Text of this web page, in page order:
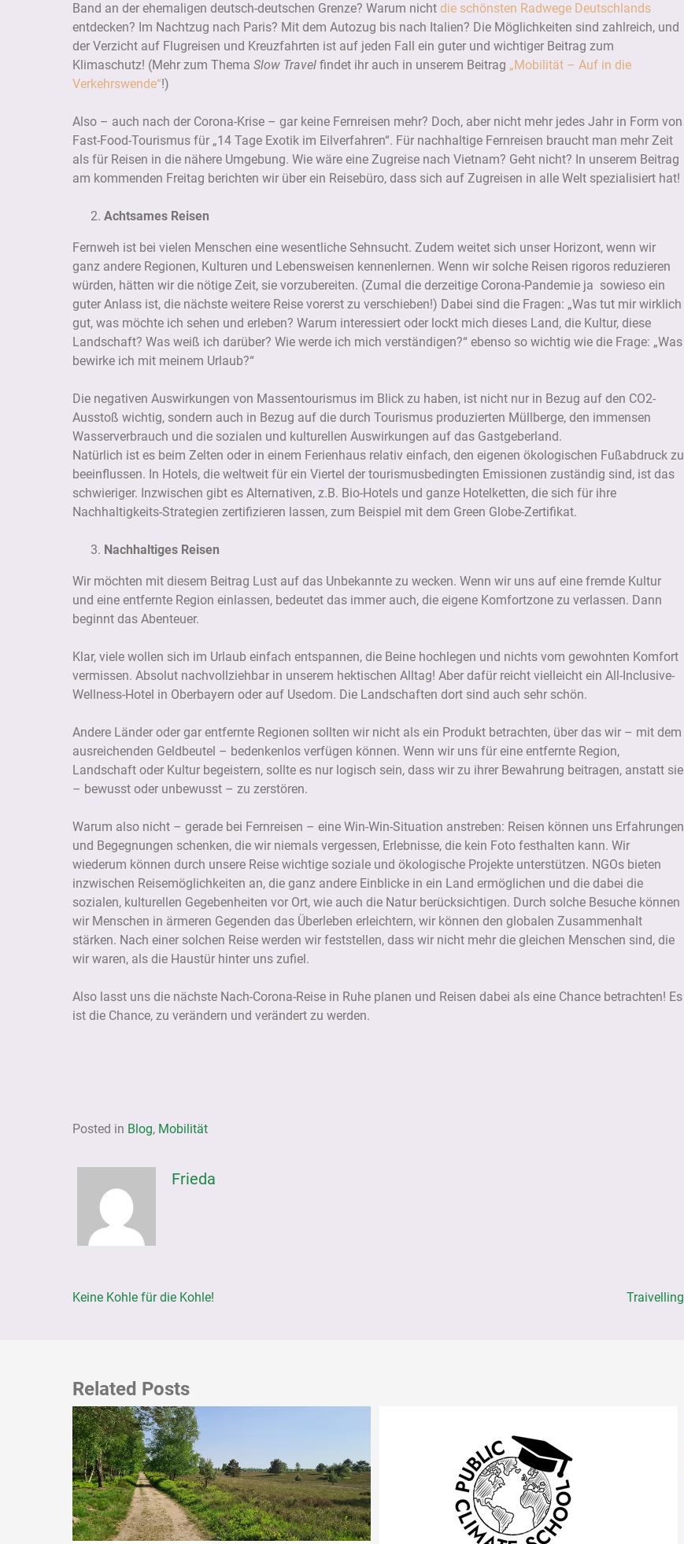
Band an der ehemaligen deutsch-deutschen Grenze? Warum nicht die schönsten Radwege Deutschlands
entdecken? Im Nachtzug nach Paris? Mit dem Autozug bis nach Italien? Die Möglichkeiten sind zahlreich, und
der Verzicht auf Flugreisen und Kreuzfahrten ist auf jeden Fall ein guter und wichtiger Beitrag zum
Klimaschutz! (Mehr zum Thema Slow Travel findet ihr auch in unserem Beitrag „Mobilität – Auf in die
Verkehrswende“!)
Also – auch nach der Corona-Krise – gar keine Fernreisen mehr? Doch, aber nicht mehr jedes Jahr in Form von
Fast-Food-Tourismus für „14 Tage Exotik im Eilverfahren“. Für nachhaltige Fernreisen braucht man mehr Zeit
als für Reisen in die nähere Umgebung. Wie wäre eine Zugreise nach Vietnam? Geht nicht? In unserem Beitrag
am kommenden Freitag berichten wir über ein Reisebüro, dass sich auf Zugreisen in alle Welt spezialisiert hat!
Achtsames Reisen
Fernweh ist bei vielen Menschen eine wesentliche Sehnsucht. Zudem weitet sich unser Horizont, wenn wir
ganz andere Regionen, Kulturen und Lebensweisen kennenlernen. Wenn wir solche Reisen rigoros reduzieren
würden, hätten wir die nötige Zeit, sie vorzubereiten. (Zumal die derzeitige Corona-Pandemie ja sowieso ein
guter Anlass ist, die nächste weitere Reise vorerst zu verschieben!) Dabei sind die Fragen: „Was tut mir wirklich
gut, was möchte ich sehen und erleben? Warum interessiert oder lockt mich dieses Land, die Kultur, diese
Landschaft? Was weiß ich darüber? Wie werde ich mich verständigen?“ ebenso so wichtig wie die Frage: „Was
bewirke ich mit meinem Urlaub?“
Die negativen Auswirkungen von Massentourismus im Blick zu haben, ist nicht nur in Bezug auf den CO2-
Ausstoß wichtig, sondern auch in Bezug auf die durch Tourismus produzierten Müllberge, den immensen
Wasserverbrauch und die sozialen und kulturellen Auswirkungen auf das Gastgeberland.
Natürlich ist es beim Zelten oder in einem Ferienhaus relativ einfach, den eigenen ökologischen Fußabdruck zu
beeinflussen. In Hotels, die weltweit für ein Viertel der tourismusbedingten Emissionen zuständig sind, ist das
schwieriger. Inzwischen gibt es Alternativen, z.B. Bio-Hotels und ganze Hotelketten, die sich für ihre
Nachhaltigkeits-Strategien zertifizieren lassen, zum Beispiel mit dem Green Globe-Zertifikat.
Nachhaltiges Reisen
Wir möchten mit diesem Beitrag Lust auf das Unbekannte zu wecken. Wenn wir uns auf eine fremde Kultur
und eine entfernte Region einlassen, bedeutet das immer auch, die eigene Komfortzone zu verlassen. Dann
beginnt das Abenteuer.
Klar, viele wollen sich im Urlaub einfach entspannen, die Beine hochlegen und nichts vom gewohnten Komfort
vermissen. Absolut nachvollziehbar in unserem hektischen Alltag! Aber dafür reicht vielleicht ein All-Inclusive-
Wellness-Hotel in Oberbayern oder auf Usedom. Die Landschaften dort sind auch sehr schön.
Andere Länder oder gar entfernte Regionen sollten wir nicht als ein Produkt betrachten, über das wir – mit dem
ausreichenden Geldbeutel – bedenkenlos verfügen können. Wenn wir uns für eine entfernte Region,
Landschaft oder Kultur begeistern, sollte es nur logisch sein, dass wir zu ihrer Bewahrung beitragen, anstatt sie
– bewusst oder unbewusst – zu zerstören.
Warum also nicht – gerade bei Fernreisen – eine Win-Win-Situation anstreben: Reisen können uns Erfahrungen
und Begegnungen schenken, die wir niemals vergessen, Erlebnisse, die kein Foto festhalten kann. Wir
wiederum können durch unsere Reise wichtige soziale und ökologische Projekte unterstützen. NGOs bieten
inzwischen Reisemöglichkeiten an, die ganz andere Einblicke in ein Land ermöglichen und die dabei die
sozialen, kulturellen Gegebenheiten vor Ort, wie auch die Natur berücksichtigen. Durch solche Besuche können
wir Menschen in ärmeren Gegenden das Überleben erleichtern, wir können den globalen Zusammenhalt
stärken. Nach einer solchen Reise werden wir feststellen, dass wir nicht mehr die gleichen Menschen sind, die
wir waren, als die Haustür hinter uns zufiel.
Also lasst uns die nächste Nach-Corona-Reise in Ruhe planen und Reisen dabei als eine Chance betrachten! Es
ist die Chance, zu verändern und verändert zu werden.
Posted in Blog, Mobilität
Frieda
Beitragsnavigation
Keine Kohle für die Kohle! Traivelling
Related Posts